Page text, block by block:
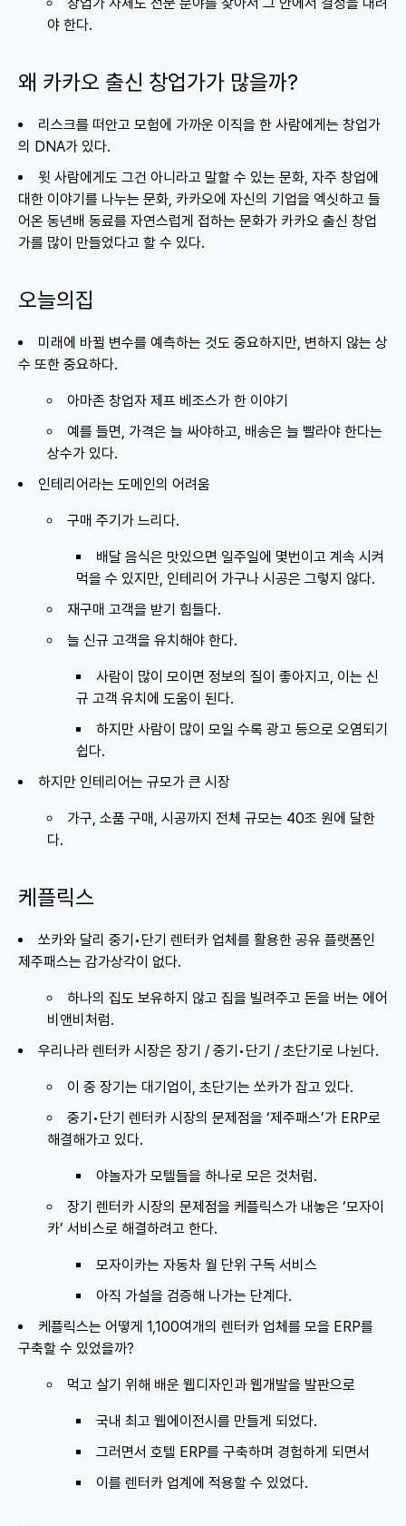
창업가 자체도 전문 분야를 찾아서 그 안에서 결정을 내려
야 한다.
왜 카카오 출신 창업가가 많을까?
리스크를 떠안고 모험에 가까운 이직을 한 사람에게는 창업가
의 DNA가 있다.
윗 사람에게도 그건 아니라고 말할 수 있는 문화, 자주 창업에
대한 이야기를 나누는 문화, 카카오에 자신의 기업을 엑싯하고 들
어온 동년배 동료를 자연스럽게 접하는 문화가 카카오 출신 창업
가를 많이 만들었다고 할 수 있다.
오늘의집
미래에 바뀔 변수를 예측하는 것도 중요하지만, 변하지 않는 상
수 또한 중요하다.
아마존 창업자 제프 베조스가 한 이야기
예를 들면, 가격은 늘 싸야하고, 배송은 늘 빨라야 한다는
상수가 있다.
인테리어라는 도메인의 어려움
구매 주기가 느리다.
배달 음식은 맛있으면 일주일에 몇번이고 계속 시켜
먹을 수 있지만, 인테리어 가구나 시공은 그렇지 않다.
재구매 고객을 받기 힘들다.
늘 신규 고객을 유치해야 한다.
사람이 많이 모이면 정보의 질이 좋아지고, 이는 신
규 고객 유치에 도움이 된다.
하지만 사람이 많이 모일 수록 광고 등으로 오염되기
쉽다.
하지만 인테리어는 규모가 큰 시장
가구, 소품 구매, 시공까지 전체 규모는 40조 원에 달한
다.
케플릭스
쏘카와 달리 중기•단기 렌터카 업체를 활용한 공유 플랫폼인
제주패스는 감가상각이 없다.
하나의 집도 보유하지 않고 집을 빌려주고 돈을 버는 에어
비앤비처럼.
우리나라 렌터카 시장은 장기 / 중기•단기 / 초단기로 나뉜다.
이 중 장기는 대기업이, 초단기는 쏘카가 잡고 있다.
중기•단기 렌터카 시장의 문제점을 ‘제주패스’가 ERP로
해결해가고 있다.
야놀자가 모텔들을 하나로 모은 것처럼.
장기 렌터카 시장의 문제점을 케플릭스가 내놓은 ‘모자이
카’ 서비스로 해결하려고 한다.
모자이카는 자동차 월 단위 구독 서비스
아직 가설을 검증해 나가는 단계다.
케플릭스는 어떻게 1,100여개의 렌터카 업체를 모을 ERP를
구축할 수 있었을까?
먹고 살기 위해 배운 웹디자인과 웹개발을 발판으로
국내 최고 웹에이전시를 만들게 되었다.
그러면서 호텔 ERP를 구축하며 경험하게 되면서
이를 렌터카 업계에 적용할 수 있었다.